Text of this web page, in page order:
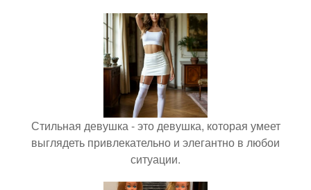
Стильная девушка - это девушка, которая умеет
выглядеть привлекательно и элегантно в любои
ситуации.